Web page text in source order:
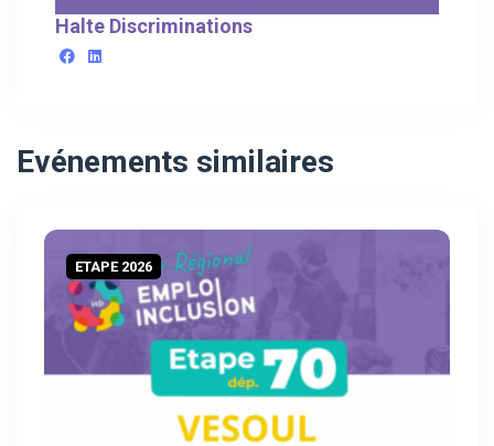
Halte Discriminations
Evénements similaires
ETAPE 2026